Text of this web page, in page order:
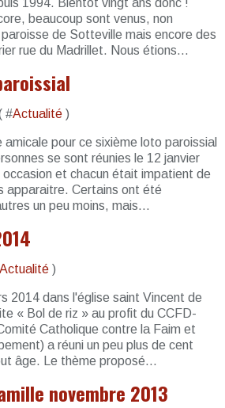
1994. Bientôt vingt ans donc !
beaucoup sont venus, non
de Sotteville mais encore des
rue du Madrillet. Nous étions...
#Actualité )
amicale pour ce sixième loto paroissial
se sont réunies le 12 janvier
et chacun était impatient de
apparaitre. Certains ont été
un peu moins, mais...
Actualité )
2014 dans l'église saint Vincent de
« Bol de riz » au profit du CCFD-
Catholique contre la Faim et
a réuni un peu plus de cent
âge. Le thème proposé...
novembre 2013